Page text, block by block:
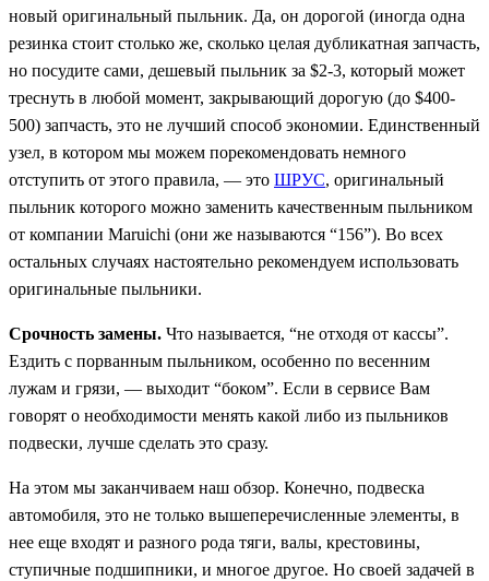
новый оригинальный пыльник. Да, он дорогой (иногда одна
резинка стоит столько же, сколько целая дубликатная запчасть,
но посудите сами, дешевый пыльник за $2-3, который может
треснуть в любой момент, закрывающий дорогую (до $400-
500) запчасть, это не лучший способ экономии. Единственный
узел, в котором мы можем порекомендовать немного
отступить от этого правила, — это ШРУС, оригинальный
пыльник которого можно заменить качественным пыльником
от компании Maruichi (они же называются “156”). Во всех
остальных случаях настоятельно рекомендуем использовать
оригинальные пыльники.
Срочность замены. Что называется, “не отходя от кассы”.
Ездить с порванным пыльником, особенно по весенним
лужам и грязи, — выходит “боком”. Если в сервисе Вам
говорят о необходимости менять какой либо из пыльников
подвески, лучше сделать это сразу.
На этом мы заканчиваем наш обзор. Конечно, подвеска
автомобиля, это не только вышеперечисленные элементы, в
нее еще входят и разного рода тяги, валы, крестовины,
ступичные подшипники, и многое другое. Но своей задачей в